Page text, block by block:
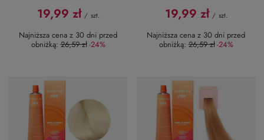
19,99 zł / szt.
Najniższa cena z 30 dni przed
obniżką:26,59 zł-24%
19,99 zł / szt.
Najniższa cena z 30 dni przed
obniżką:26,59 zł-24%